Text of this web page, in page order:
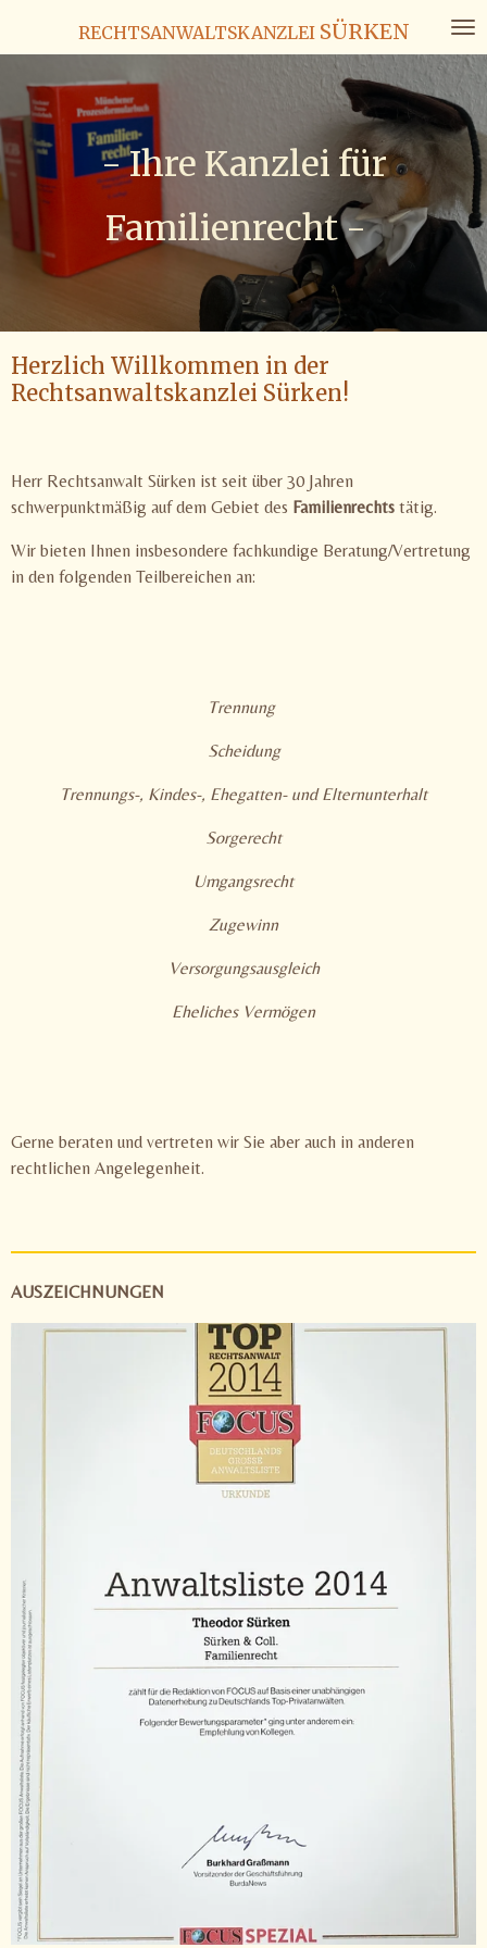
RECHTSANWALTSKANZLEI SÜRKEN
- Ihre Kanzlei für
Familienrecht -
Herzlich Willkommen in der
Rechtsanwaltskanzlei Sürken!
Herr Rechtsanwalt Sürken ist seit über 30 Jahren
schwerpunktmäßig auf dem Gebiet des Familienrechts tätig.
Wir bieten Ihnen insbesondere fachkundige Beratung/Vertretung
in den folgenden Teilbereichen an:
Trennung
Scheidung
Trennungs-, Kindes-, Ehegatten- und Elternunterhalt
Sorgerecht
Umgangsrecht
Zugewinn
Versorgungsausgleich
Eheliches Vermögen
Gerne beraten und vertreten wir Sie aber auch in anderen
rechtlichen Angelegenheit.
AUSZEICHNUNGEN